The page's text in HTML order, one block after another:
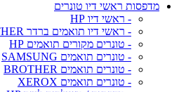
מדפסות ראשי דיו טונרים
- ראשי דיו HP
- ראשי דיו תואמים ברדר BROTHER
- טונרים מקורים תואמים HP
- טונרים תואמים SAMSUNG
- טונרים תואמים BROTHER
- טונרים תואמים XEROX